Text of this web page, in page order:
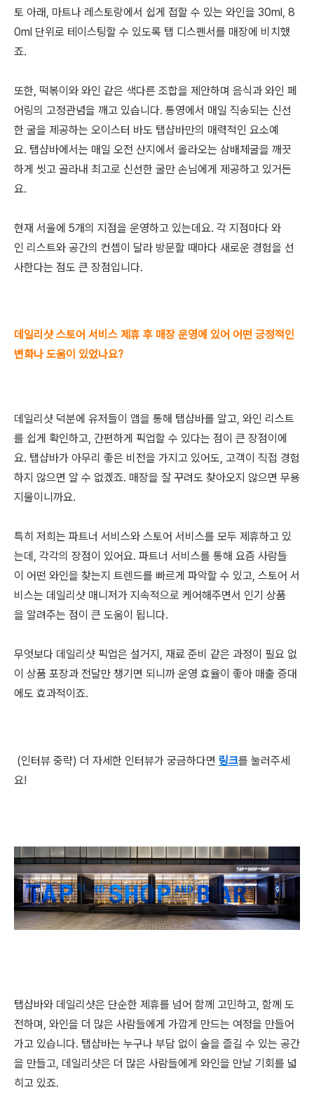
토 아래, 마트나 레스토랑에서 쉽게 접할 수 있는 와인을 30ml, 8
0ml 단위로 테이스팅할 수 있도록 탭 디스펜서를 매장에 비치했
죠.
또한, 떡볶이와 와인 같은 색다른 조합을 제안하며 음식과 와인 페
어링의 고정관념을 깨고 있습니다. 통영에서 매일 직송되는 신선
한 굴을 제공하는 오이스터 바도 탭샵바만의 매력적인 요소예
요. 탭샵바에서는 매일 오전 산지에서 올라오는 삼배체굴을 깨끗
하게 씻고 골라내 최고로 신선한 굴만 손님에게 제공하고 있거든
요.
현재 서울에 5개의 지점을 운영하고 있는데요. 각 지점마다 와
인 리스트와 공간의 컨셉이 달라 방문할 때마다 새로운 경험을 선
사한다는 점도 큰 장점입니다.
데일리샷 스토어 서비스 제휴 후 매장 운영에 있어 어떤 긍정적인
변화나 도움이 있었나요?
데일리샷 덕분에 유저들이 앱을 통해 탭샵바를 알고, 와인 리스트
를 쉽게 확인하고, 간편하게 픽업할 수 있다는 점이 큰 장점이에
요. 탭샵바가 아무리 좋은 비전을 가지고 있어도, 고객이 직접 경험
하지 않으면 알 수 없겠죠. 매장을 잘 꾸려도 찾아오지 않으면 무용
지물이니까요.
특히 저희는 파트너 서비스와 스토어 서비스를 모두 제휴하고 있
는데, 각각의 장점이 있어요. 파트너 서비스를 통해 요즘 사람들
이 어떤 와인을 찾는지 트렌드를 빠르게 파악할 수 있고, 스토어 서
비스는 데일리샷 매니저가 지속적으로 케어해주면서 인기 상품
을 알려주는 점이 큰 도움이 됩니다.
무엇보다 데일리샷 픽업은 설거지, 재료 준비 같은 과정이 필요 없
이 상품 포장과 전달만 챙기면 되니까 운영 효율이 좋아 매출 증대
에도 효과적이죠.
(인터뷰 중략) 더 자세한 인터뷰가 궁금하다면 링크를 눌러주세
요!
탭샵바와 데일리샷은 단순한 제휴를 넘어 함께 고민하고, 함께 도
전하며, 와인을 더 많은 사람들에게 가깝게 만드는 여정을 만들어
가고 있습니다. 탭샵바는 누구나 부담 없이 술을 즐길 수 있는 공간
을 만들고, 데일리샷은 더 많은 사람들에게 와인을 만날 기회를 넓
히고 있죠.